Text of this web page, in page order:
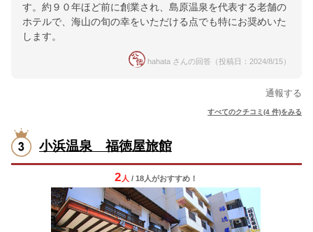
す。約９０年ほど前に創業され、島原温泉を代表する老舗の
ホテルで、海山の旬の幸をいただける点でも特にお奨めいた
します。
hahata さんの回答（投稿日：2024/8/15）
通報する
すべてのクチコミ(4 件)をみる
小浜温泉 福徳屋旅館
2 人 / 18人がおすすめ！